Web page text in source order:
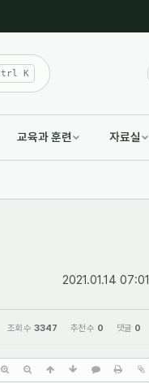
K
교육과 훈련 자료실
2021.01.14 07:01
조회 수 3347 추천 수 0 댓글 0